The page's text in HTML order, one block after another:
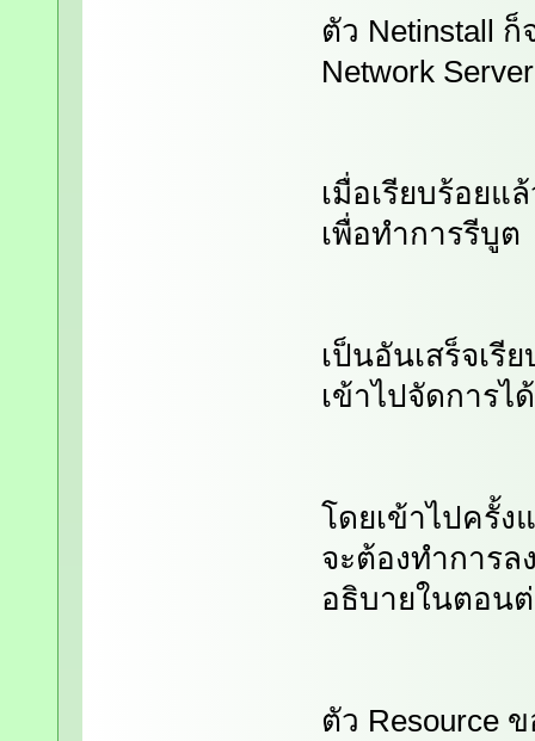
ตัว Netinstall
Network
เมื่อเรียบร้อยแ
เพื่อทำการรีบูต
เป็นอันเสร็จเรี
เข้าไปจัดการไ
โดยเข้าไปครั้ง
จะต้องทำการล
อธิบายในตอน
ตัว Resource